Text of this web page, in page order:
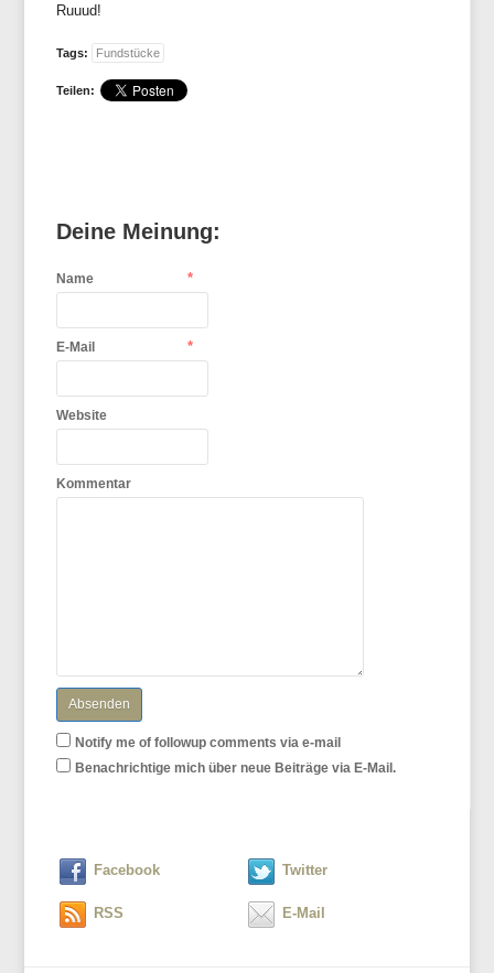
Ruuud!
Tags: Fundstücke
Teilen:
Deine Meinung:
Name *
E-Mail *
Website
Kommentar
Notify me of followup comments via e-mail
Benachrichtige mich über neue Beiträge via E-Mail.
Facebook Twitter
RSS E-Mail